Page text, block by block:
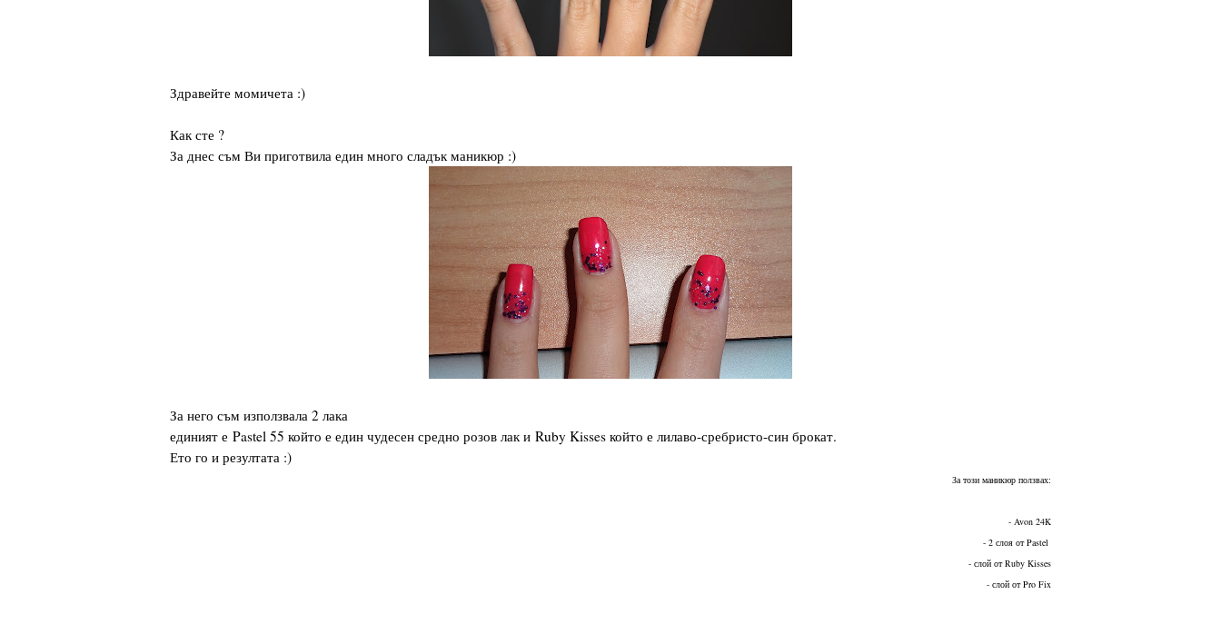
Здравейте момичета :)
Как сте ?
За днес съм Ви приготвила един много сладък маникюр :)
За него съм използвала 2 лака
единият е Pastel 55 който е един чудесен средно розов лак и Ruby Kisses който е лилаво-сребристо-син брокат.
Ето го и резултата :)
За този маникюр ползвах:
- Avon 24K
- 2 слоя от Pastel
- слой от Ruby Kisses
- слой от Pro Fix